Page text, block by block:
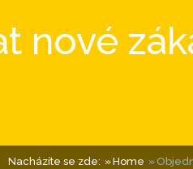
nové
Nacházíte se zde: Home